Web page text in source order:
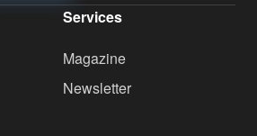
Services
Magazine
Newsletter